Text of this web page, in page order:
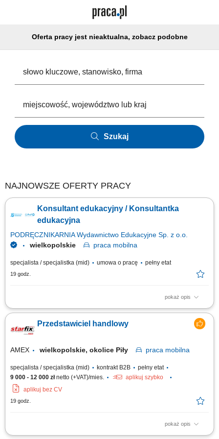
Oferta pracy jest nieaktualna, zobacz podobne
Szukaj
NAJNOWSZE OFERTY PRACY
Konsultant edukacyjny / Konsultantka
edukacyjna
PODRĘCZNIKARNIA Wydawnictwo Edukacyjne Sp. z o.o.
wielkopolskie
praca mobilna
specjalista / specjalistka (mid) umowa o pracę pełny etat
19 godz.
pokaż opis
Opis stanowiska: Pozyskiwanie nowych partnerów biznesowych oraz
wielopłaszczyznowa rozbudowa portfela podmiotów z sektora oświatowo-
wychowawczego; Przeprowadzanie bezpośrednich spotkań handlowych i
prezentacja asortymentu wyposażenia, sprzętu multimedialnego oraz
Przedstawiciel handlowy
AMEX wielkopolskie, okolice Piły praca mobilna
specjalista / specjalistka (mid) kontrakt B2B
pełny etat
9 000 - 12 000 złnetto (+VAT)/mies.
aplikuj szybko
aplikuj bez CV
19 godz.
pokaż opis
Budowa i obsługa rynku na podległym terenie. Branża budowlana -